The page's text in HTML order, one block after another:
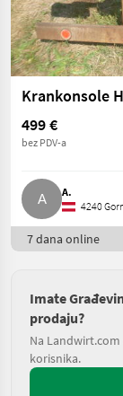
Krankonsole
499 €
bez PDV-a
A.
4240
7 dana online
Imate
prodaju?
Na
korisnika.